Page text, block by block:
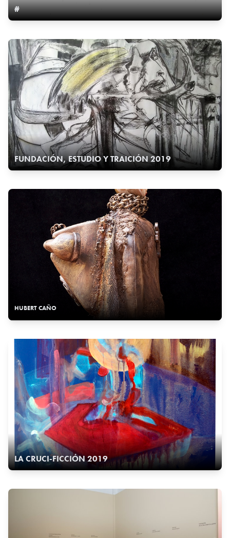
#
FUNDACIÓN, ESTUDIO Y TRAICIÓN 2019
HUBERT CAÑO
LA CRUCI-FICCIÓN 2019